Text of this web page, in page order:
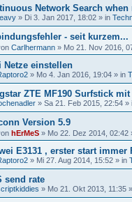
Network Search
» Di 3. Jan 2017, 18:02 » in
- seit kurzem...
Carlhermann » Mo 21. Nov 2016,
Netze einstellen
» Mo 4. Jan 2016, 19:04 » in
ZTE MF190 Surfstick
» Sa 21. Feb 2015, 22:54 »
Version 5.9
hErMeS » Mo 22. Dez 2014, 02:42
E3131 , erster start immer
» Mi 27. Aug 2014, 15:52 » in
send rate
» Mo 21. Okt 2013, 11:35